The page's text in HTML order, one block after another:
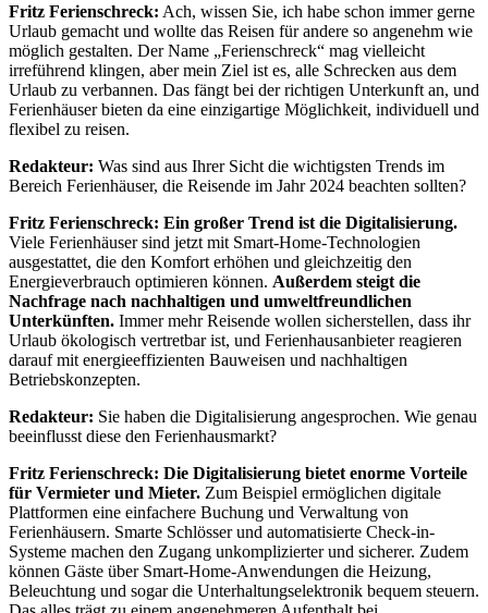
Fritz Ferienschreck: Ach, wissen Sie, ich habe schon immer gerne
Urlaub gemacht und wollte das Reisen für andere so angenehm wie
möglich gestalten. Der Name „Ferienschreck“ mag vielleicht
irreführend klingen, aber mein Ziel ist es, alle Schrecken aus dem
Urlaub zu verbannen. Das fängt bei der richtigen Unterkunft an, und
Ferienhäuser bieten da eine einzigartige Möglichkeit, individuell und
flexibel zu reisen.
Redakteur: Was sind aus Ihrer Sicht die wichtigsten Trends im
Bereich Ferienhäuser, die Reisende im Jahr 2024 beachten sollten?
Fritz Ferienschreck: Ein großer Trend ist die Digitalisierung.
Viele Ferienhäuser sind jetzt mit Smart-Home-Technologien
ausgestattet, die den Komfort erhöhen und gleichzeitig den
Energieverbrauch optimieren können. Außerdem steigt die
Nachfrage nach nachhaltigen und umweltfreundlichen
Unterkünften. Immer mehr Reisende wollen sicherstellen, dass ihr
Urlaub ökologisch vertretbar ist, und Ferienhausanbieter reagieren
darauf mit energieeffizienten Bauweisen und nachhaltigen
Betriebskonzepten.
Redakteur: Sie haben die Digitalisierung angesprochen. Wie genau
beeinflusst diese den Ferienhausmarkt?
Fritz Ferienschreck: Die Digitalisierung bietet enorme Vorteile
für Vermieter und Mieter. Zum Beispiel ermöglichen digitale
Plattformen eine einfachere Buchung und Verwaltung von
Ferienhäusern. Smarte Schlösser und automatisierte Check-in-
Systeme machen den Zugang unkomplizierter und sicherer. Zudem
können Gäste über Smart-Home-Anwendungen die Heizung,
Beleuchtung und sogar die Unterhaltungselektronik bequem steuern.